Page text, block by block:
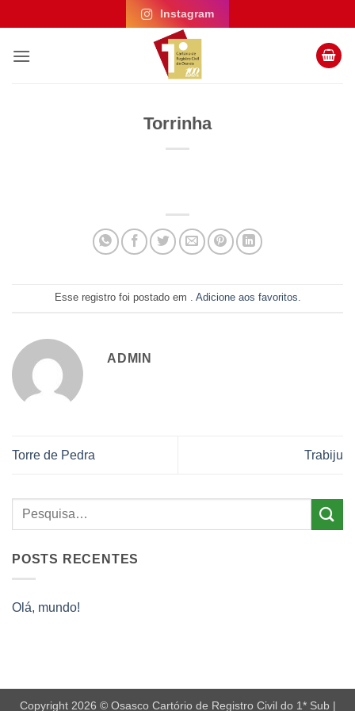
to
content
Instagram
Torrinha
Esse registro foi postado em . Adicione aos favoritos.
ADMIN
Torre de Pedra Trabiju
POSTS RECENTES
Olá, mundo!
Copyright 2026 © Osasco Cartório de Registro Civil do 1* Sub |